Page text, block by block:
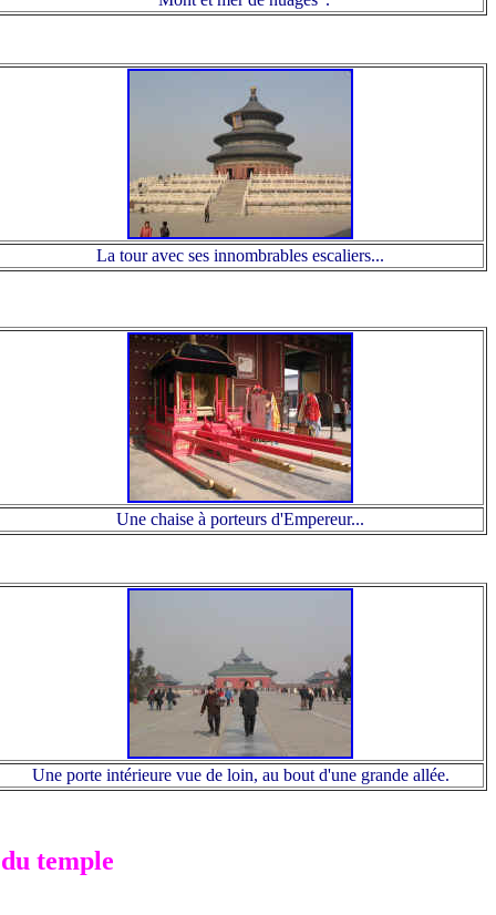
La tour avec ses innombrables escaliers...
Une chaise à porteurs d'Empereur...
Une porte intérieure vue de loin, au bout d'une grande allée.
temple